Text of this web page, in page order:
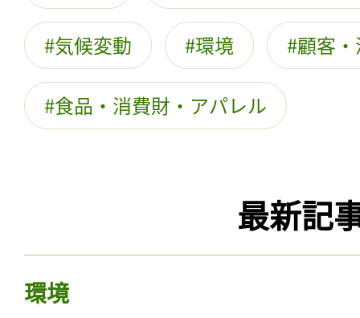
気候変動 環境 顧客
食品・消費財・アパレル
最新記
環境